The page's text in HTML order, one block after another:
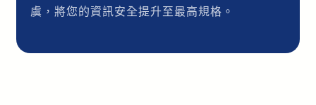
虞，將您的資訊安全提升至最高規格。